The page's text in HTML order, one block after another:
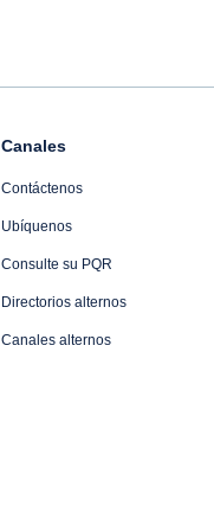
Canales
Contáctenos
Ubíquenos
Consulte su PQR
Directorios alternos
Canales alternos